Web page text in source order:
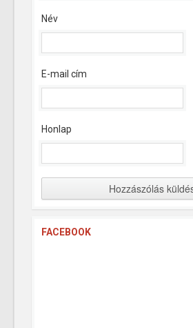
Név
E-mail cím
Honlap
FACEBOOK